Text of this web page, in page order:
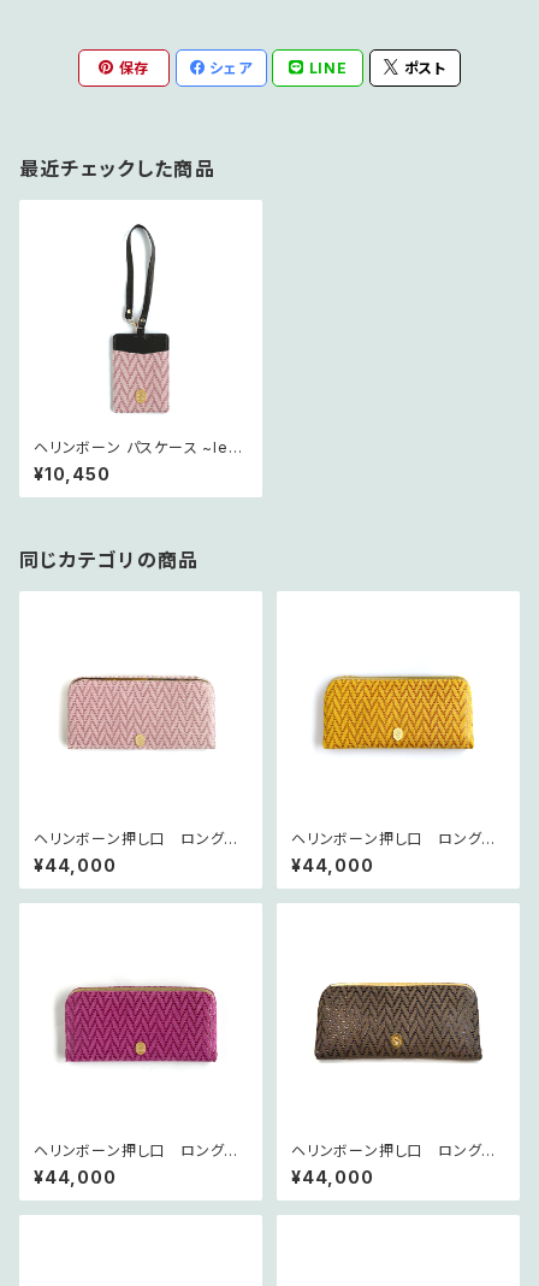
保存 シェア LINE ポスト
最近チェックした商品
ヘリンボーン パスケース ~les
¥10,450
同じカテゴリの商品
ヘリンボーン押し口 ロングウ
ォレット ~les chevrons~ スリ
ズィエ
¥44,000
ヘリンボーン押し口 ロングウ
ォレット ~les chevrons~ ダン
デリオン
¥44,000
ヘリンボーン押し口 ロングウ
ォレット ~les chevrons~ ロー
ズ
¥44,000
ヘリンボーン押し口 ロングウ
¥44,000